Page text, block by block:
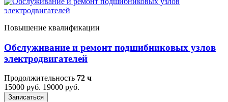
Повышение квалификации
Обслуживание и ремонт подшибниковых узлов
электродвигателей
Продолжительность 72 ч
15000 руб. 19000 руб.
Записаться